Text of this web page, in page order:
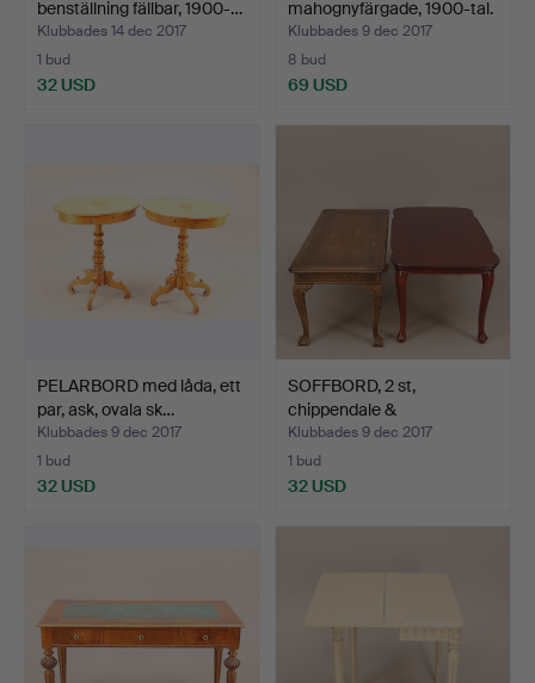
benställning fällbar, 1900-…
Klubbades 14 dec 2017
1 bud
32 USD
mahognyfärgade, 1900-tal.
Klubbades 9 dec 2017
8 bud
69 USD
PELARBORD med låda, ett
par, ask, ovala sk…
Klubbades 9 dec 2017
1 bud
32 USD
SOFFBORD, 2 st,
chippendale &
nyrokokostil…
Klubbades 9 dec 2017
1 bud
32 USD